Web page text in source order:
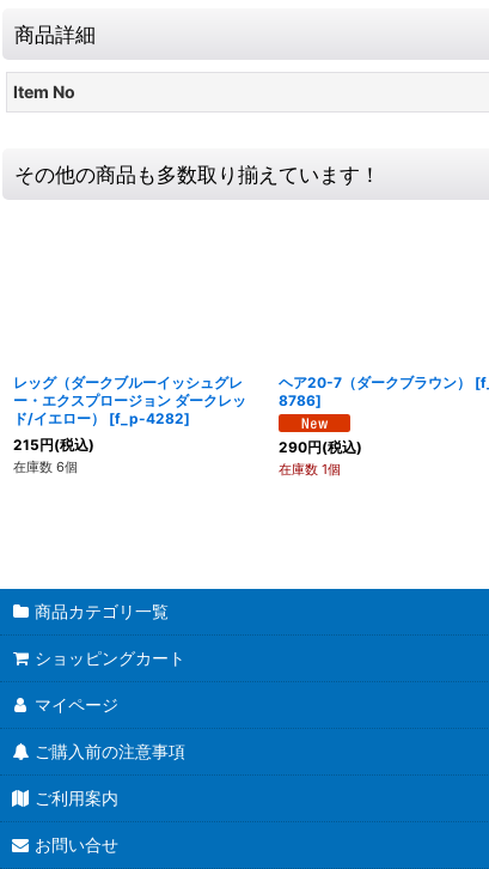
商品詳細
Item No
その他の商品も多数取り揃えています！
レッグ（ダークブルーイッシュグレ
ー・エクスプロージョン ダークレッ
ド/イエロー）
[f_p-4282]
215円(税込)
在庫数 6個
ヘア20-7（ダークブラウン） [
8786]
290円(税込)
在庫数 1個
商品カテゴリ一覧
ショッピングカート
マイページ
ご購入前の注意事項
ご利用案内
お問い合せ